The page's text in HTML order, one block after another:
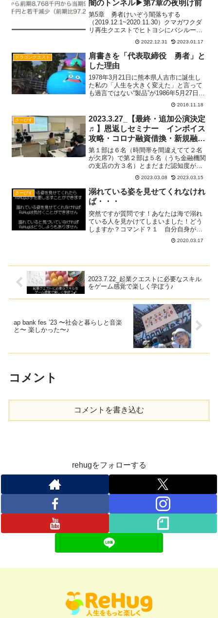
闇のトンネル▶第7章の夜明け前
第5章 勇者けいぞう闇落ちする
（2019.12.1~2020.11.30）クマガワクダ
リ再生クエストでヒトヨシにバシルーラ
してもらっていたトッシーをオキナワに
召喚！忘年会2019では、トッシーの同級
生のアッコが仲間になりドラクエⅡみた
いな３Read more...
2022.12.31 2023.01.17
ドラゴンクエスト
肩書きを「代表取締役 勇者」と
した理由
1978年3月21日に熊本県人吉市に誕生し
た私の「人生を大きく変えた」と言って
も過言ではない“製品”が1986年5月27日に
創られた！その名は「ドラゴンクエス
ト」！！2016年11月17日時点で株式会社
スクウェア・エニックス・ホールディン
グRead more...
2016.11.18
さーびす
2023.3.27_【最終・追加公演決定
♬】恩返しセミナー インボイス
攻略・コロナ融資借換・新規融資
のポイントがわかる！経営改善セ
ミナー＠熊本県人吉市
第１部は６名（時間帯を間違えてて２名
が欠席?）で第２部は５名（うち金融機関
の支店の方３名）とまだまだ認知度が低
くて情報発信力が弱いことに課題が残る
恩返しセミナーでした?だがしかしッ！参
加冒険者の方々のご感想をみると・・・
嬉しいご感想の数々?Read more...
2023.03.08 2023.03.15
さーびす
溺れている姿を見せてくれなけれ
ば・・・
突然ですが質問です！あなたは海で溺れ
ている人を見かけてしまいました！どう
しますか？コマンド？１ 自分自身が海
に飛び込んで助ける２ 誰かに助けを求
めて助けてもらう３ 誰かが助けてくれ
2020.03.17
2023.7.22_起業クエストに必要なスキル
をゲーム感覚で楽しく学ぼう♪
ap bank fes ’23 〜社会と暮らしと音楽
と〜 楽しかった〜♪
コメント
コメントを書き込む
rehugをフォローする